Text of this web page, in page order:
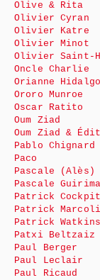
Olive & Rita
Olivier Cyran
Olivier Katre
Olivier Minot
Olivier Saint-
Oncle Charlie
Orianne
Ororo Munroe
Oscar Ratito
Oum Ziad
Oum Ziad &
Pablo Chignard
Paco
Pascale (Alès)
Pascale
Patrick Cockpit
Patrick
Patrick
Patxi Beltzaiz
Paul Berger
Paul Leclair
Paul Ricaud